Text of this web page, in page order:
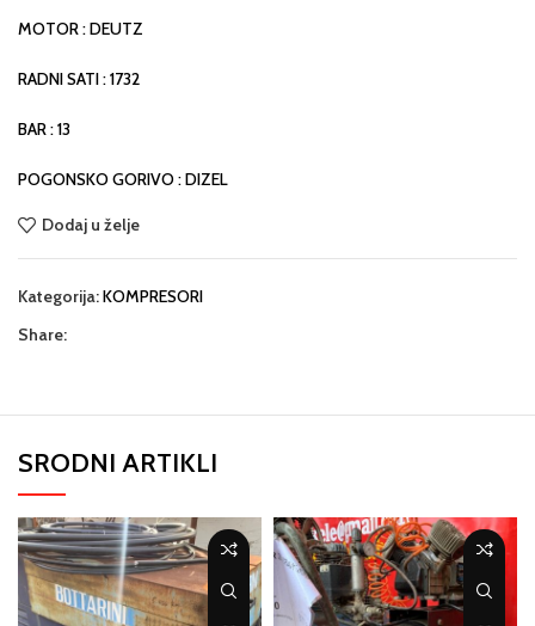
MOTOR : DEUTZ
RADNI SATI : 1732
BAR : 13
POGONSKO GORIVO : DIZEL
Dodaj u želje
Kategorija:KOMPRESORI
Share:
SRODNI ARTIKLI